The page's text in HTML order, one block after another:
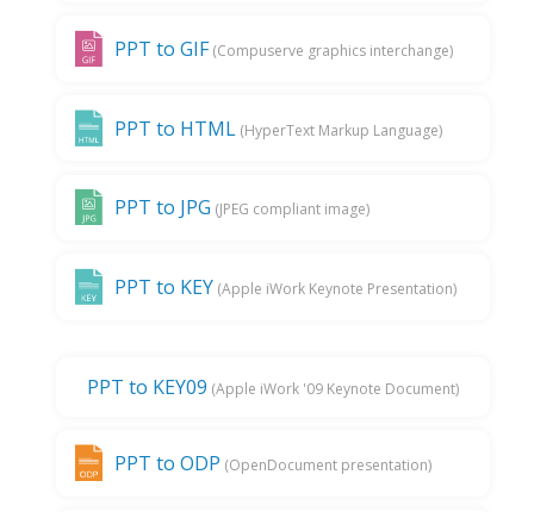
PPT to GIF (Compuserve graphics interchange)
PPT to HTML (HyperText Markup Language)
PPT to JPG (JPEG compliant image)
PPT to KEY (Apple iWork Keynote Presentation)
PPT to KEY09 (Apple iWork '09 Keynote Document)
PPT to ODP (OpenDocument presentation)